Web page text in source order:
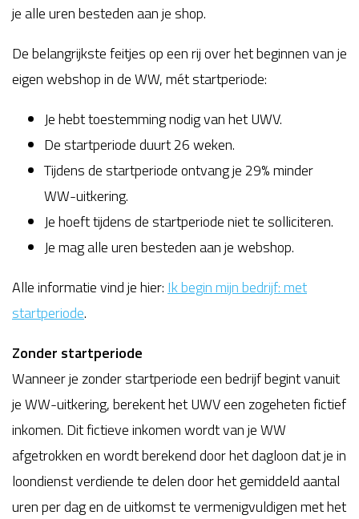
je alle uren besteden aan je shop.
De belangrijkste feitjes op een rij over het beginnen van je
eigen webshop in de WW, mét startperiode:
Je hebt toestemming nodig van het UWV.
De startperiode duurt 26 weken.
Tijdens de startperiode ontvang je 29% minder
WW-uitkering.
Je hoeft tijdens de startperiode niet te solliciteren.
Je mag alle uren besteden aan je webshop.
Alle informatie vind je hier: Ik begin mijn bedrijf: met
startperiode.
Zonder startperiode
Wanneer je zonder startperiode een bedrijf begint vanuit
je WW-uitkering, berekent het UWV een zogeheten fictief
inkomen. Dit fictieve inkomen wordt van je WW
afgetrokken en wordt berekend door het dagloon dat je in
loondienst verdiende te delen door het gemiddeld aantal
uren per dag en de uitkomst te vermenigvuldigen met het